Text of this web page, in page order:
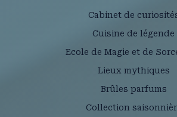
Cabinet de
Cuisine de légende
Ecole de Magie et de
Lieux mythiques
Brûles parfums
Collection